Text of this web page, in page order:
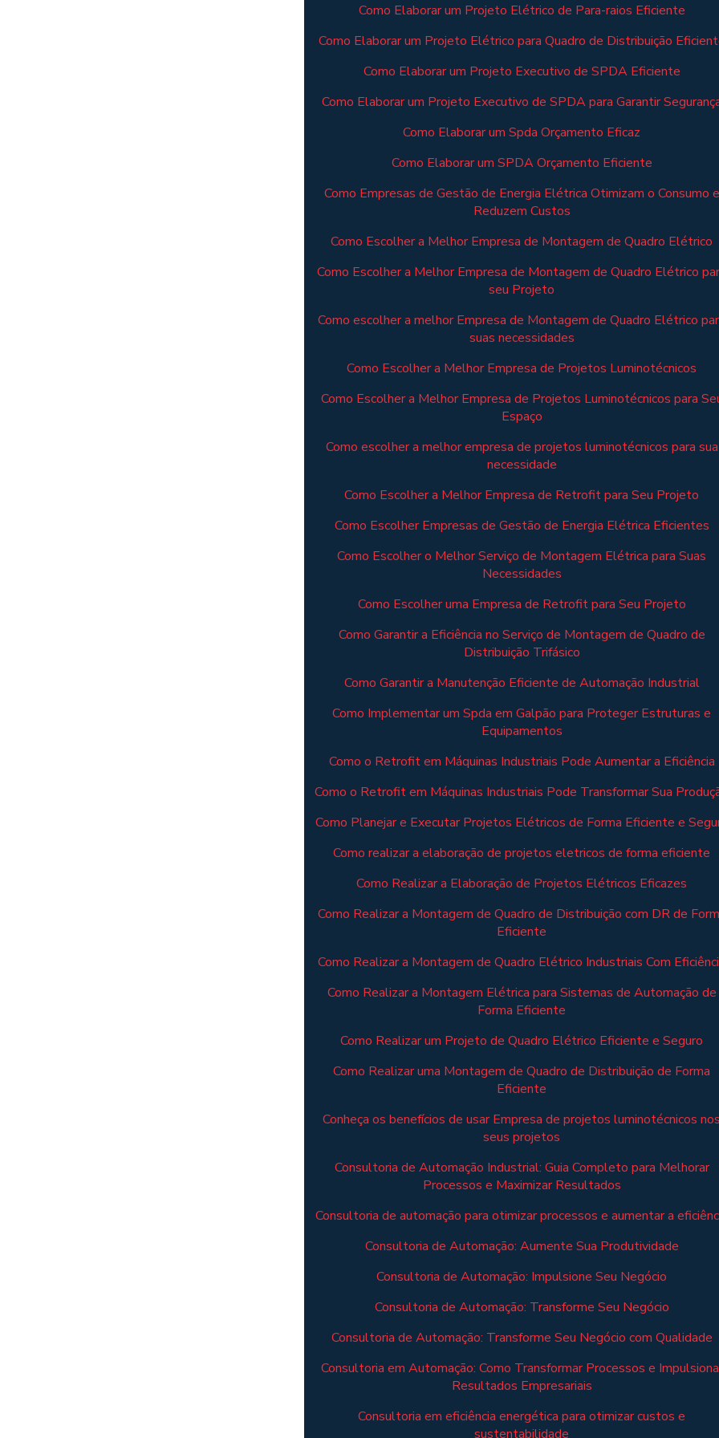
Como Elaborar um Projeto Elétrico de Para-raios Eficiente
Como Elaborar um Projeto Elétrico para Quadro de Distribuição
Como Elaborar um Projeto Executivo de SPDA Eficiente
Como Elaborar um Projeto Executivo de SPDA para Garantir
Como Elaborar um Spda Orçamento Eficaz
Como Elaborar um SPDA Orçamento Eficiente
Como Empresas de Gestão de Energia Elétrica Otimizam o Consumo e
Reduzem Custos
Como Escolher a Melhor Empresa de Montagem de Quadro Elétrico
Como Escolher a Melhor Empresa de Montagem de Quadro Elétrico
seu Projeto
Como escolher a melhor Empresa de Montagem de Quadro Elétrico
suas necessidades
Como Escolher a Melhor Empresa de Projetos Luminotécnicos
Como Escolher a Melhor Empresa de Projetos Luminotécnicos para
Espaço
Como escolher a melhor empresa de projetos luminotécnicos para sua
necessidade
Como Escolher a Melhor Empresa de Retrofit para Seu Projeto
Como Escolher Empresas de Gestão de Energia Elétrica Eficientes
Como Escolher o Melhor Serviço de Montagem Elétrica para Suas
Necessidades
Como Escolher uma Empresa de Retrofit para Seu Projeto
Como Garantir a Eficiência no Serviço de Montagem de Quadro de
Distribuição Trifásico
Como Garantir a Manutenção Eficiente de Automação Industrial
Como Implementar um Spda em Galpão para Proteger Estruturas e
Equipamentos
Como o Retrofit em Máquinas Industriais Pode Aumentar a Eficiência
Como o Retrofit em Máquinas Industriais Pode Transformar Sua
Como Planejar e Executar Projetos Elétricos de Forma Eficiente e
Como realizar a elaboração de projetos eletricos de forma eficiente
Como Realizar a Elaboração de Projetos Elétricos Eficazes
Como Realizar a Montagem de Quadro de Distribuição com DR de
Eficiente
Como Realizar a Montagem de Quadro Elétrico Industriais Com
Como Realizar a Montagem Elétrica para Sistemas de Automação de
Forma Eficiente
Como Realizar um Projeto de Quadro Elétrico Eficiente e Seguro
Como Realizar uma Montagem de Quadro de Distribuição de Forma
Eficiente
Conheça os benefícios de usar Empresa de projetos luminotécnicos nos
seus projetos
Consultoria de Automação Industrial: Guia Completo para Melhorar
Processos e Maximizar Resultados
Consultoria de automação para otimizar processos e aumentar a
Consultoria de Automação: Aumente Sua Produtividade
Consultoria de Automação: Impulsione Seu Negócio
Consultoria de Automação: Transforme Seu Negócio
Consultoria de Automação: Transforme Seu Negócio com Qualidade
Consultoria em Automação: Como Transformar Processos e
Resultados Empresariais
Consultoria em eficiência energética para otimizar custos e
sustentabilidade